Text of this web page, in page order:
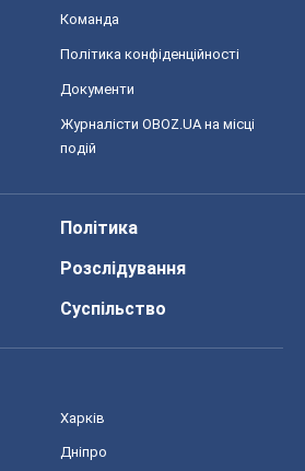
Команда
Політика конфіденційності
Документи
Журналісти OBOZ.UA на місці
подій
Політика
Розслідування
Суспільство
Харків
Дніпро